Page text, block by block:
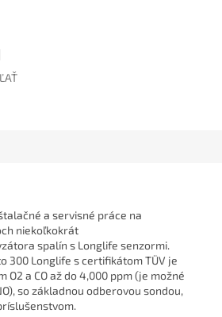
a servisné práce na
niekoľkokrát
spalín s Longlife senzormi.
300 Longlife s certifikátom TÜV je
O2 a CO až do 4,000 ppm (je možné
so základnou odberovou sondou,